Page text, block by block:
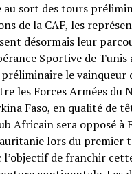
au sort des tours
de la CAF, les
désormais leur
Sportive de
le vainqueur
les Forces Armées du
Faso, en qualité de
Africain sera opposé à
lors du premier
l’objectif de franchir